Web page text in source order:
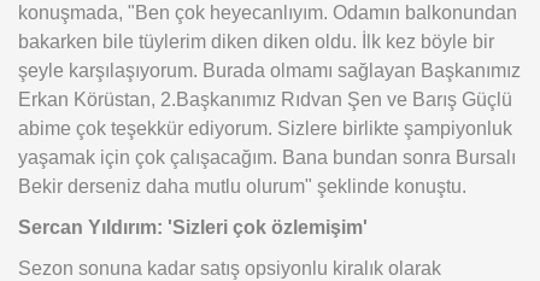
konuşmada, "Ben çok heyecanlıyım. Odamın balkonundan
bakarken bile tüylerim diken diken oldu. İlk kez böyle bir
şeyle karşılaşıyorum. Burada olmamı sağlayan Başkanımız
Erkan Körüstan, 2.Başkanımız Rıdvan Şen ve Barış Güçlü
abime çok teşekkür ediyorum. Sizlere birlikte şampiyonluk
yaşamak için çok çalışacağım. Bana bundan sonra Bursalı
Bekir derseniz daha mutlu olurum" şeklinde konuştu.
Sercan Yıldırım: 'Sizleri çok özlemişim'
Sezon sonuna kadar satış opsiyonlu kiralık olarak